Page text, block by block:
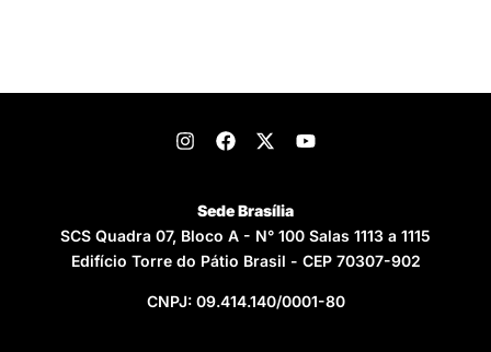
Sede Brasília
SCS Quadra 07, Bloco A - N° 100 Salas 1113 a 1115
Edifício Torre do Pátio Brasil - CEP 70307-902
CNPJ: 09.414.140/0001-80